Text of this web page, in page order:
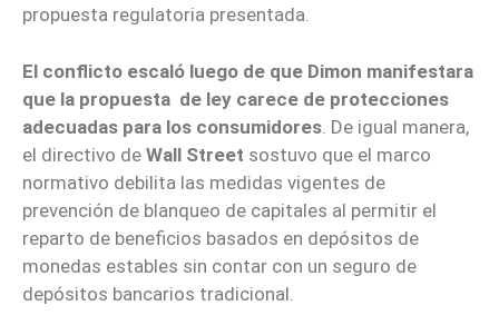
propuesta regulatoria presentada.
El conflicto escaló luego de que Dimon manifestara
que la propuesta de ley carece de protecciones
adecuadas para los consumidores . De igual manera,
el directivo de Wall Street sostuvo que el marco
normativo debilita las medidas vigentes de
prevención de blanqueo de capitales al permitir el
reparto de beneficios basados en depósitos de
monedas estables sin contar con un seguro de
depósitos bancarios tradicional.